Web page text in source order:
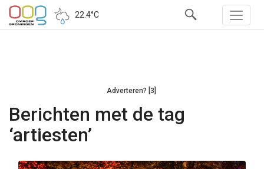
22.4°C
Adverteren? [3]
Berichten met de tag
‘artiesten’